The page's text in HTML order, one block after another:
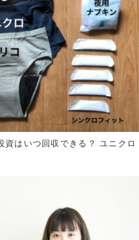
資はいつ回収できる？ ユニクロ